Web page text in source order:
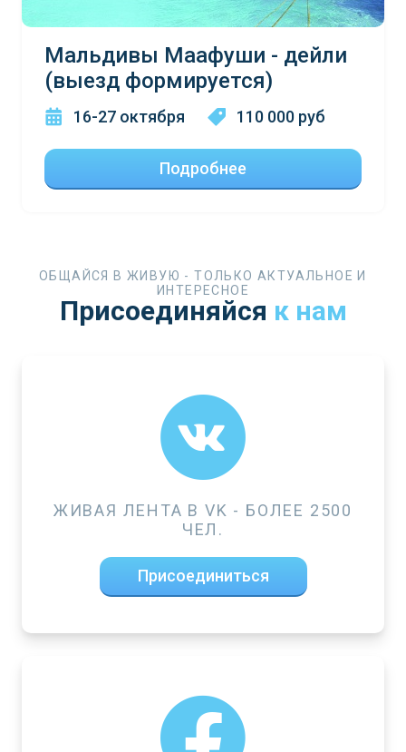
Мальдивы Маафуши - дейли
(выезд формируется)
Подробнее
16-27 октября 110 000 руб
ОБЩАЙСЯ В ЖИВУЮ - ТОЛЬКО АКТУАЛЬНОЕ И
ИНТЕРЕСНОЕ
Присоединяйся к нам
ЖИВАЯ ЛЕНТА В VK - БОЛЕЕ 2500
ЧЕЛ.
Присоединиться